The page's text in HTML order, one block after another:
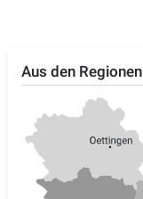
Aus den Regionen